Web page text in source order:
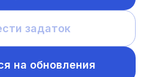
задаток
на обновления